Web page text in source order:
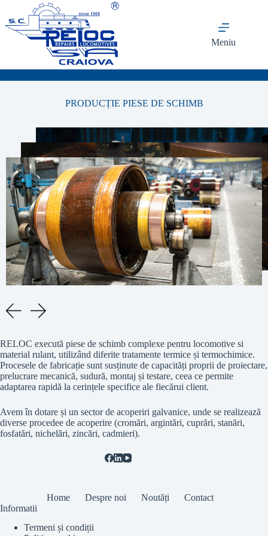
Meniu
PRODUCȚIE PIESE DE SCHIMB
Producție piese de schimb
RELOC execută piese de schimb complexe pentru locomotive si
material rulant, utilizând diferite tratamente termice și termochimice.
Procesele de fabricație sunt susținute de capacități proprii de proiectare,
prelucrare mecanică, sudură, montaj și testare, ceea ce permite
adaptarea rapidă la cerințele specifice ale fiecărui client.
Avem în dotare și un sector de acoperiri galvanice, unde se realizează
diverse procedee de acoperire (cromări, argintări, cuprări, stanări,
fosfatări, nichelări, zincări, cadmieri).
Home Despre noi Noutăți
Contact
Informatii
Termeni și condiții